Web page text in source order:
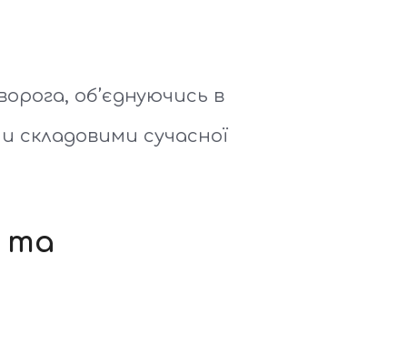
об’єднуючись в
складовими сучасної
та